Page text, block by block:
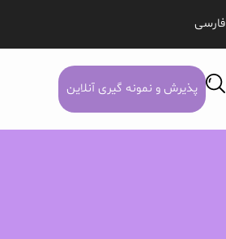
فارسی
پذیرش و نمونه گیری آنلاین